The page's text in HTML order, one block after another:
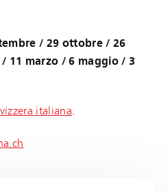
/ 29 ottobre / 26
11 marzo / 6 maggio / 3
italiana.